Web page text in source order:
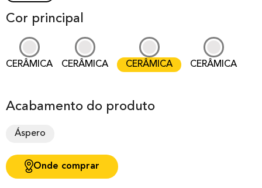
Cor principal
CERÂMICA CERÂMICA CERÂMICA CERÂMICA
Acabamento do produto
Áspero
Onde comprar